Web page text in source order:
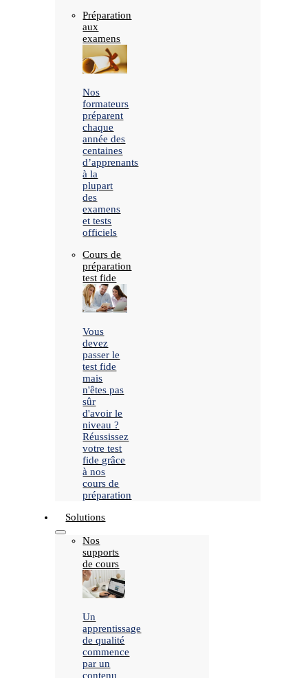
Préparation
aux
examens
Nos
formateurs
préparent
chaque
année des
centaines
d’apprenants
à la
plupart
des
examens
et tests
officiels
Cours de
préparation
test fide
Vous
devez
passer le
test fide
mais
n'êtes pas
sûr
d'avoir le
niveau ?
Réussissez
votre test
fide grâce
à nos
cours de
préparation
Solutions
Nos
supports
de cours
Un
apprentissage
de qualité
commence
par un
contenu